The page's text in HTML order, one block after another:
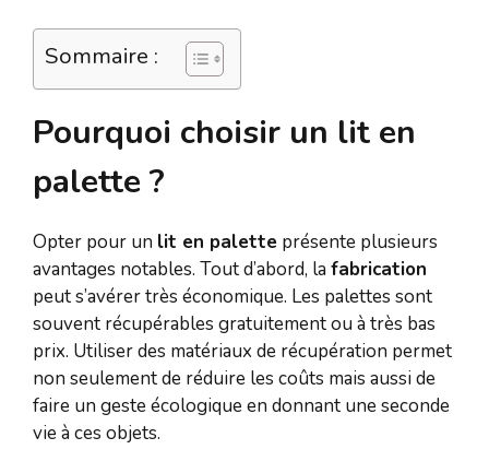
Sommaire :
Pourquoi choisir un lit en
palette ?
Opter pour un lit en palette présente plusieurs
avantages notables. Tout d’abord, la fabrication
peut s’avérer très économique. Les palettes sont
souvent récupérables gratuitement ou à très bas
prix. Utiliser des matériaux de récupération permet
non seulement de réduire les coûts mais aussi de
faire un geste écologique en donnant une seconde
vie à ces objets.